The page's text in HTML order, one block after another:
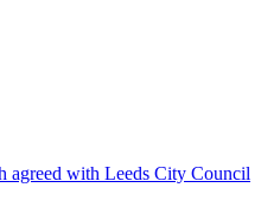
agreed with Leeds City Council